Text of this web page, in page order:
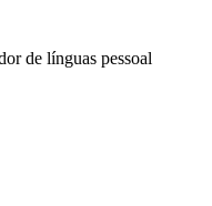
de línguas pessoal